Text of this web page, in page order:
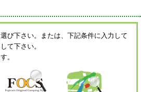
び下さい。または、下記条件に入力して
て下さい。
。